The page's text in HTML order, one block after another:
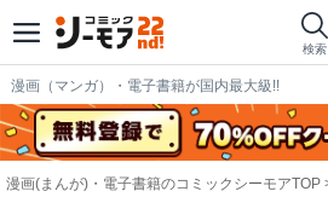
検索
漫画（マンガ）・電子書籍が国内最大級!!
漫画(まんが)・電子書籍のコミックシーモアTOP